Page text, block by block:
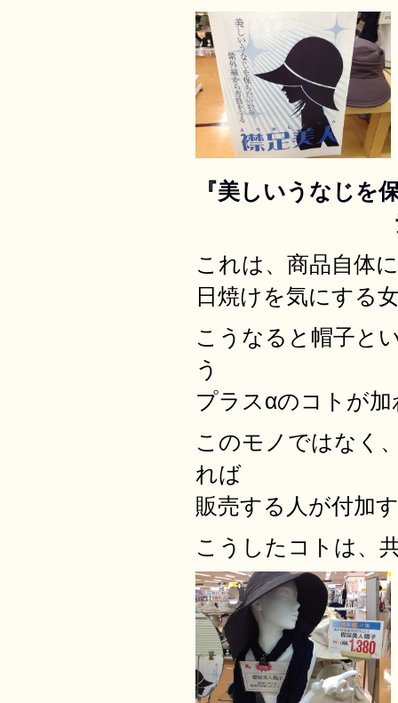
『美しいうなじを
紫外線か
これは、商品自体
日焼けを気にする
こうなると帽子と
う
プラスαのコトが
このモノではなく
れば
販売する人が付加
こうしたコトは、